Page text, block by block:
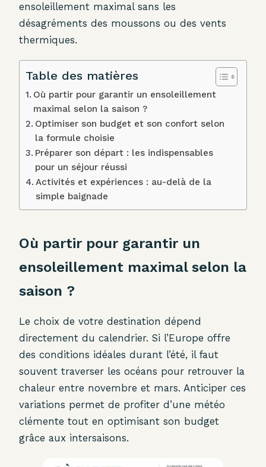
ensoleillement maximal sans les
désagréments des moussons ou des vents
thermiques.
Table des matières
Où partir pour garantir un ensoleillement
maximal selon la saison ?
Optimiser son budget et son confort selon
la formule choisie
Préparer son départ : les indispensables
pour un séjour réussi
Activités et expériences : au-delà de la
simple baignade
Où partir pour garantir un
ensoleillement maximal selon la
saison ?
Le choix de votre destination dépend
directement du calendrier. Si l’Europe offre
des conditions idéales durant l’été, il faut
souvent traverser les océans pour retrouver la
chaleur entre novembre et mars. Anticiper ces
variations permet de profiter d’une météo
clémente tout en optimisant son budget
grâce aux intersaisons.